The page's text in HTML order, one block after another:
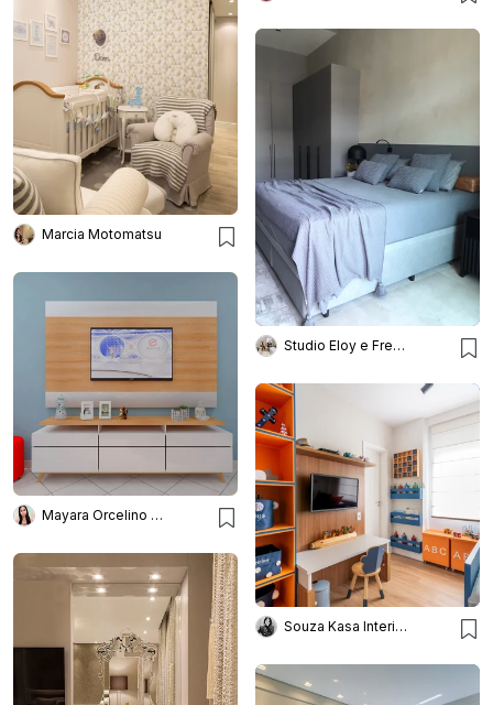
Marcia Motomatsu
Studio Eloy e Freitas Arquitetura
Mayara Orcelino Interiores
Souza Kasa Interiores